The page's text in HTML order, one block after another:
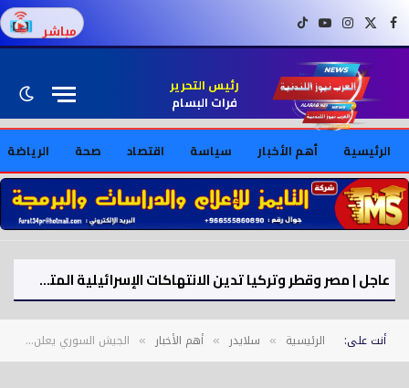
فيسبوكX (Twitter)
إنستغراميوتيوبتيك توك مباشر
رئيس التحرير
فرات البسام
الرئيسية أهم الأخبار سياسة اقتصاد صحة الرياضة
عاجل | مصر وقطر وتركيا تدين الانتهاكات الإسرائيلية المتواصلة في قطاع غزة
أنت على: الرئيسية » سلايدر » أهم الأخبار » الجيش السوري يعلن تحذيرًا بإخلاء مناطق محددة في حلب قبل تنفيذ عمليات عسكرية